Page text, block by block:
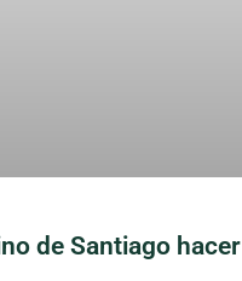
de Santiago hacer